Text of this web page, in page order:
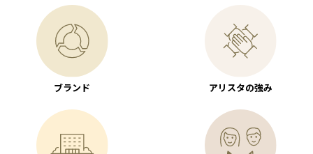
ブランド アリスタの強み